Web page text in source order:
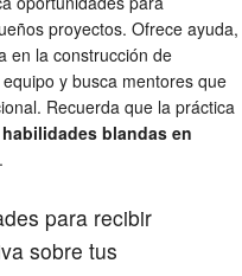
proyectos. Ofrece ayuda,
en la construcción de
y busca mentores que
Recuerda que la práctica
habilidades blandas en
para recibir
sobre tus